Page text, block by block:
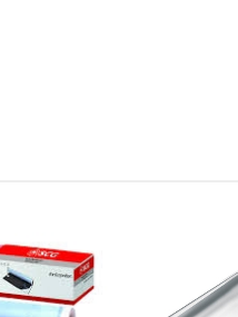
tra giả lập gió, mưa theo các